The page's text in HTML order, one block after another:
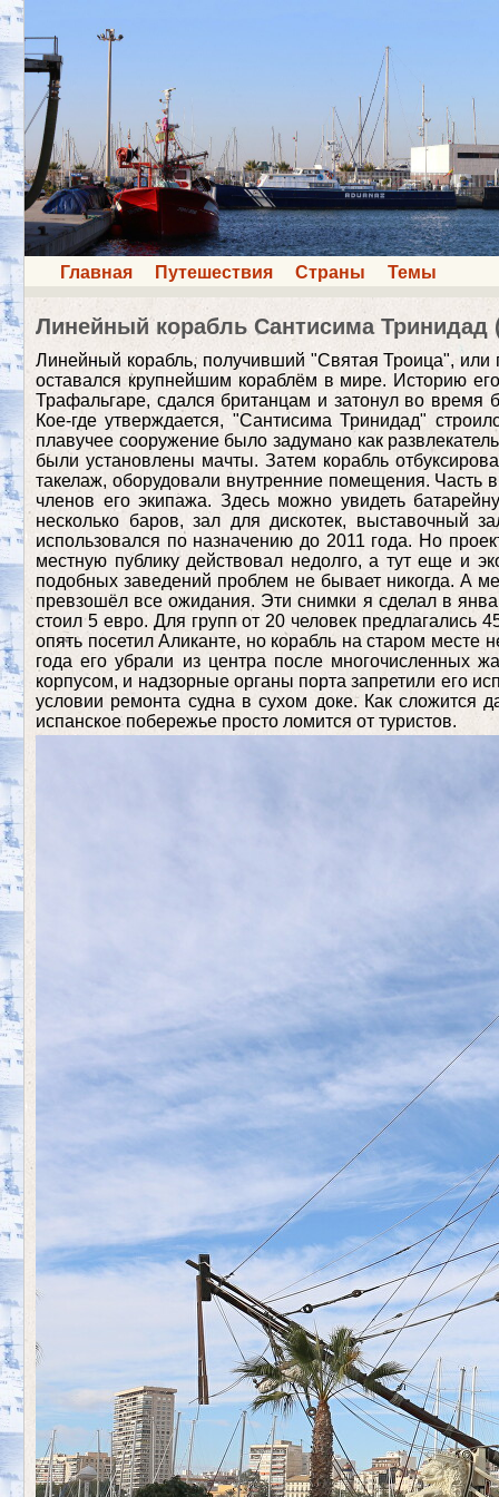
Главная Путешествия Страны Темы
Линейный корабль Сантисима Тринидад
Линейный корабль, получивший "Святая Троица", или
оставался крупнейшим кораблём в мире. Историю
Трафальгаре, сдался британцам и затонул во время
Кое-где утверждается, "Сантисима Тринидад"
плавучее сооружение было задумано как
были установлены мачты. Затем корабль
такелаж, оборудовали внутренние помещения. Часть
членов его экипажа. Здесь можно увидеть
несколько баров, зал для дискотек, выставочный
использовался по назначению до 2011 года. Но
местную публику действовал недолго, а тут еще и
подобных заведений проблем не бывает никогда. А
превзошёл все ожидания. Эти снимки я сделал в
стоил 5 евро. Для групп от 20 человек предлагались
опять посетил Аликанте, но корабль на старом
года его убрали из центра после многочисленных
корпусом, и надзорные органы порта запретили его
условии ремонта судна в сухом доке. Как сложится
испанское побережье просто ломится от туристов.